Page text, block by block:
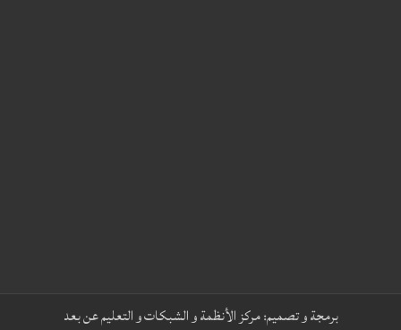
برمجة و تصميم:مركز الأنظمة و الشبكات و التعليم عن بعد